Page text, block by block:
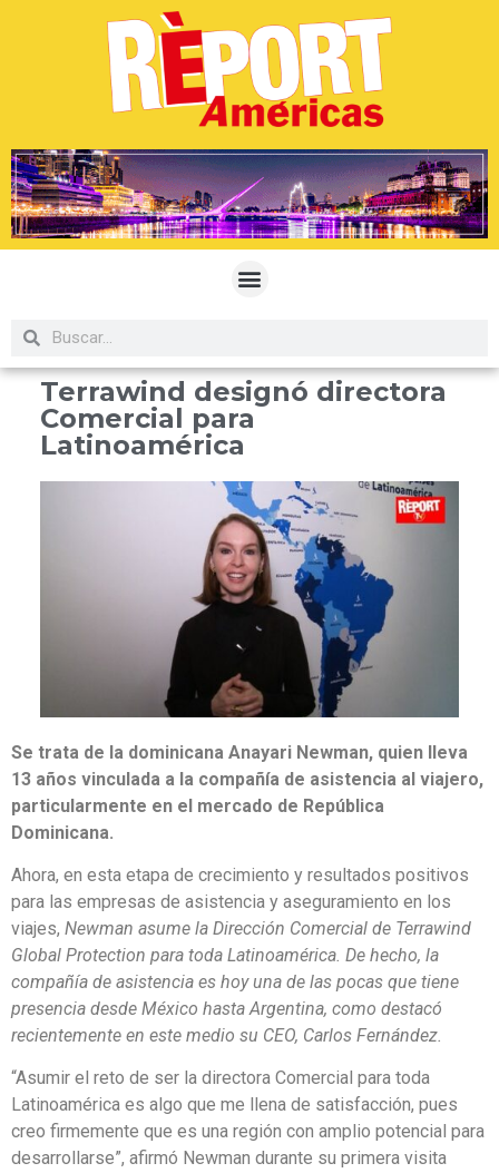
Terrawind designó directora
Comercial para
Latinoamérica
Se trata de la dominicana Anayari Newman, quien lleva
13 años vinculada a la compañía de asistencia al viajero,
particularmente en el mercado de República
Dominicana.
Ahora, en esta etapa de crecimiento y resultados positivos
para las empresas de asistencia y aseguramiento en los
viajes, Newman asume la Dirección Comercial de Terrawind
Global Protection para toda Latinoamérica. De hecho, la
compañía de asistencia es hoy una de las pocas que tiene
presencia desde México hasta Argentina, como destacó
recientemente en este medio su CEO, Carlos Fernández.
“Asumir el reto de ser la directora Comercial para toda
Latinoamérica es algo que me llena de satisfacción, pues
creo firmemente que es una región con amplio potencial para
desarrollarse”, afirmó Newman durante su primera visita